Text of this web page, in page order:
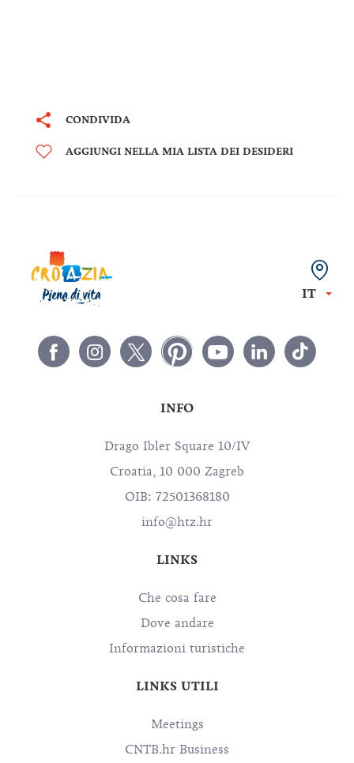
CONDIVIDA
AGGIUNGI NELLA MIA LISTA DEI DESIDERI
IT
INFO
Drago Ibler Square 10/IV
Croatia, 10 000 Zagreb
OIB: 72501368180
info@htz.hr
LINKS
Che cosa fare
Dove andare
Informazioni turistiche
LINKS UTILI
Meetings
CNTB.hr Business